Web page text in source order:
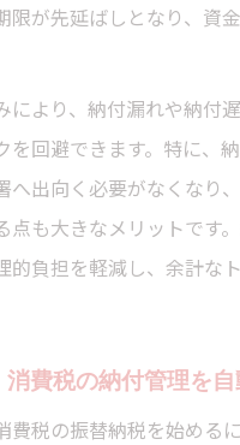
e-Taxとダイレクト納付の
預貯金口座変更時の再提出
振替納税の依頼書記入ポイ
う
高の準備が延滞税リス
税理士がすすめる引落日前
確実な資金準備で振替納
消費税の予定納税口座振替
限が先延ばしとなり、資
により、納付漏れや納付
を回避できます。特に、
へ出向く必要がなくなり
点も大きなメリットです
的負担を軽減し、余計な
消費税の納付管理を
費税の振替納税を始める